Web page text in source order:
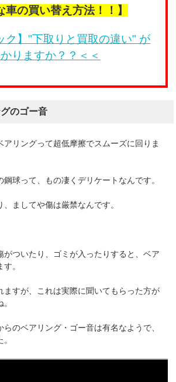
車の買い替え方法！！】
ク】"下取りと買取の違い" が
りますか？？＜＜
のゴー音
アリングって超低摩擦でスムーズに回りま
球って、もの凄くデリケートなんです。
ましてや傷は厳禁なんです。
がついたり、ゴミが入ったりすると、ベア
。
ますが、これは実際に聞いてもらった方が
のベアリング・ゴー音は有名なようで、